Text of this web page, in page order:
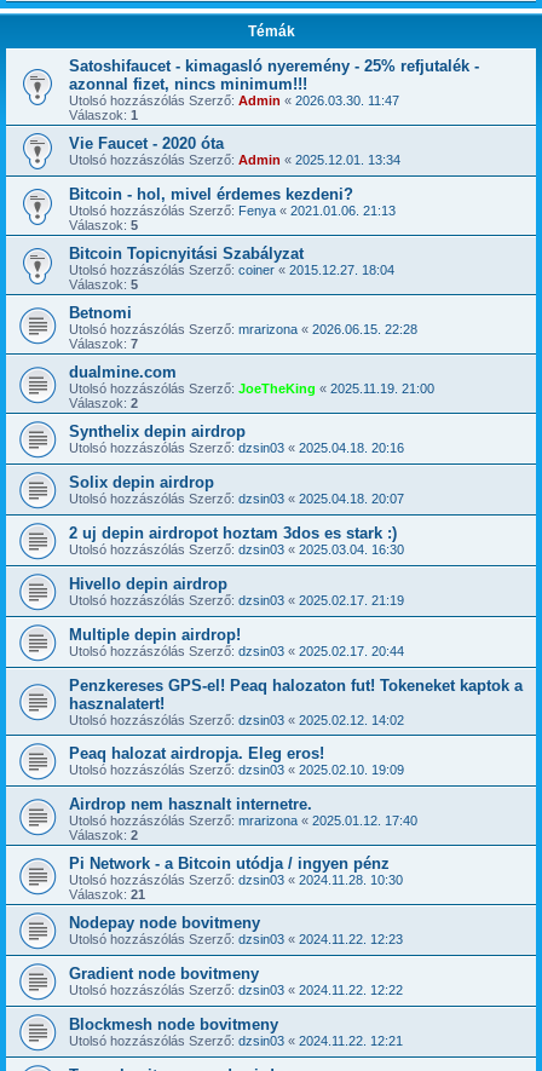
Témák
Satoshifaucet - kimagasló nyeremény - 25% refjutalék -
azonnal fizet, nincs minimum!!!
Utolsó hozzászólás Szerző: Admin « 2026.03.30. 11:47
Válaszok: 1
Vie Faucet - 2020 óta
Utolsó hozzászólás Szerző: Admin « 2025.12.01. 13:34
Bitcoin - hol, mivel érdemes kezdeni?
Utolsó hozzászólás Szerző: Fenya « 2021.01.06. 21:13
Válaszok: 5
Bitcoin Topicnyitási Szabályzat
Utolsó hozzászólás Szerző: coiner « 2015.12.27. 18:04
Válaszok: 5
Betnomi
Utolsó hozzászólás Szerző: mrarizona « 2026.06.15. 22:28
Válaszok: 7
dualmine.com
Utolsó hozzászólás Szerző: JoeTheKing « 2025.11.19. 21:00
Válaszok: 2
Synthelix depin airdrop
Utolsó hozzászólás Szerző: dzsin03 « 2025.04.18. 20:16
Solix depin airdrop
Utolsó hozzászólás Szerző: dzsin03 « 2025.04.18. 20:07
2 uj depin airdropot hoztam 3dos es stark :)
Utolsó hozzászólás Szerző: dzsin03 « 2025.03.04. 16:30
Hivello depin airdrop
Utolsó hozzászólás Szerző: dzsin03 « 2025.02.17. 21:19
Multiple depin airdrop!
Utolsó hozzászólás Szerző: dzsin03 « 2025.02.17. 20:44
Penzkereses GPS-el! Peaq halozaton fut! Tokeneket kaptok a
hasznalatert!
Utolsó hozzászólás Szerző: dzsin03 « 2025.02.12. 14:02
Peaq halozat airdropja. Eleg eros!
Utolsó hozzászólás Szerző: dzsin03 « 2025.02.10. 19:09
Airdrop nem hasznalt internetre.
Utolsó hozzászólás Szerző: mrarizona « 2025.01.12. 17:40
Válaszok: 2
Pi Network - a Bitcoin utódja / ingyen pénz
Utolsó hozzászólás Szerző: dzsin03 « 2024.11.28. 10:30
Válaszok: 21
Nodepay node bovitmeny
Utolsó hozzászólás Szerző: dzsin03 « 2024.11.22. 12:23
Gradient node bovitmeny
Utolsó hozzászólás Szerző: dzsin03 « 2024.11.22. 12:22
Blockmesh node bovitmeny
Utolsó hozzászólás Szerző: dzsin03 « 2024.11.22. 12:21